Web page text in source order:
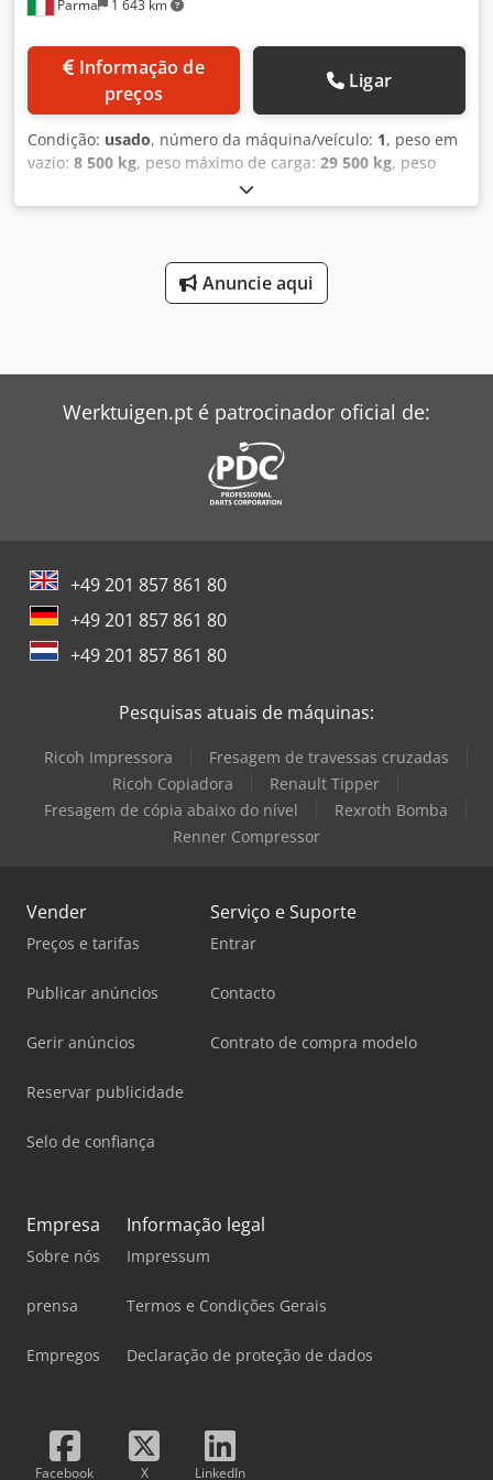
Parma 1 643 km
preços
Ligar
Condição: usado, número da máquina/veículo: 1, peso em
vazio: 8 500 kg, peso máximo de carga: 29 500 kg, peso
, configuração de eixo:
matrícula:10/2011, próxima inspeção (TÜV):06/2023,
, volume do espaço de carga:
, tamanho do pneu:385.65 r 22.5, cor:
disco ROR, 1º eixo elevável e 3º direcional, EBS, suspensão
bandeira basculante, ano 2011, passarela frontal,
revisado. Revendedor: INTERDRIVE SRL - PARMA. Crsdpfx
Anuncie aqui
Werktuigen.pt é patrocinador oficial de:
+49 201 857 861 80
+49 201 857 861 80
+49 201 857 861 80
Pesquisas atuais de máquinas:
Ricoh Impressora
Fresagem de travessas cruzadas
Ricoh Copiadora
Renault Tipper
Fresagem de cópia abaixo do nível
Rexroth Bomba
Renner Compressor
Vender
Preços e tarifas
Publicar anúncios
Gerir anúncios
Reservar publicidade
Selo de confiança
Serviço e Suporte
Entrar
Contacto
Contrato de compra modelo
Empresa
Sobre nós
prensa
Empregos
Informação legal
Impressum
Termos e Condições Gerais
Declaração de proteção de dados
Facebook X LinkedIn